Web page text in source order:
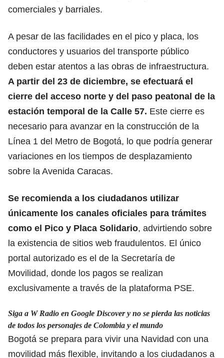
comerciales y barriales.
A pesar de las facilidades en el pico y placa, los
conductores y usuarios del transporte público
deben estar atentos a las obras de infraestructura.
A partir del 23 de diciembre, se efectuará el
cierre del acceso norte y del paso peatonal de la
estación temporal de la Calle 57. Este cierre es
necesario para avanzar en la construcción de la
Línea 1 del Metro de Bogotá, lo que podría generar
variaciones en los tiempos de desplazamiento
sobre la Avenida Caracas.
Se recomienda a los ciudadanos utilizar
únicamente los canales oficiales para trámites
como el Pico y Placa Solidario, advirtiendo sobre
la existencia de sitios web fraudulentos. El único
portal autorizado es el de la Secretaría de
Movilidad, donde los pagos se realizan
exclusivamente a través de la plataforma PSE.
Siga a W Radio en Google Discover y no se pierda las noticias
de todos los personajes de Colombia y el mundo
Bogotá se prepara para vivir una Navidad con una
movilidad más flexible, invitando a los ciudadanos a